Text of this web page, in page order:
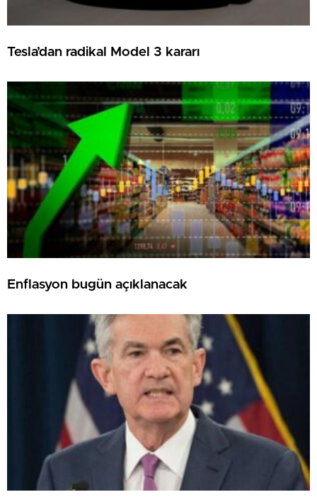
Tesla’dan radikal Model 3 kararı
Enflasyon bugün açıklanacak